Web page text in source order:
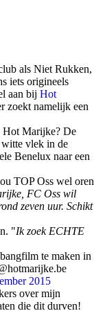
als Niet Rukken,
iets origineels
aan bij Hot
zoekt namelijk een
Hot Marijke? De
vlek in de
Benelux naar een
TOP Oss wel oren
FC Oss wil
zeven uur. Schikt
"Ik zoek ECHTE
te maken in
2015
over mijn
die dit durven!